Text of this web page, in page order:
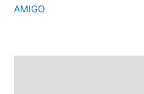
AMIGO